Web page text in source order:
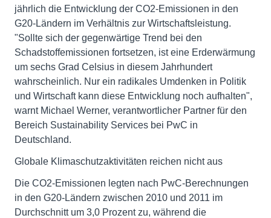
jährlich die Entwicklung der CO2-Emissionen in den
G20-Ländern im Verhältnis zur Wirtschaftsleistung.
"Sollte sich der gegenwärtige Trend bei den
Schadstoffemissionen fortsetzen, ist eine Erderwärmung
um sechs Grad Celsius in diesem Jahrhundert
wahrscheinlich. Nur ein radikales Umdenken in Politik
und Wirtschaft kann diese Entwicklung noch aufhalten",
warnt Michael Werner, verantwortlicher Partner für den
Bereich Sustainability Services bei PwC in
Deutschland.
Globale Klimaschutzaktivitäten reichen nicht aus
Die CO2-Emissionen legten nach PwC-Berechnungen
in den G20-Ländern zwischen 2010 und 2011 im
Durchschnitt um 3,0 Prozent zu, während die